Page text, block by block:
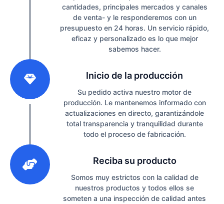
cantidades, principales mercados y canales
de venta- y le responderemos con un
presupuesto en 24 horas. Un servicio rápido,
eficaz y personalizado es lo que mejor
sabemos hacer.
Inicio de la producción
Su pedido activa nuestro motor de
producción. Le mantenemos informado con
actualizaciones en directo, garantizándole
total transparencia y tranquilidad durante
todo el proceso de fabricación.
Reciba su producto
Somos muy estrictos con la calidad de
nuestros productos y todos ellos se
someten a una inspección de calidad antes